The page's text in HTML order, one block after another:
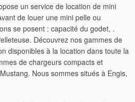
un service de location de mini
de louer une mini pelle ou
se posent : capacité du godet, .
Découvrez nos gammes de
disponibles à la location dans toute la
de chargeurs compacts et
Nous sommes situés à Engis,